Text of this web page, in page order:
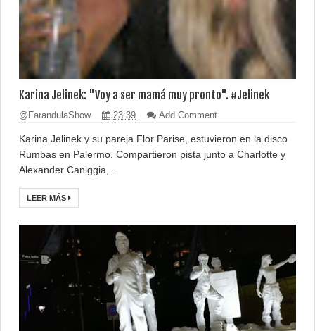
Karina Jelinek: "Voy a ser mamá muy pronto". #Jelinek
@FarandulaShow 23:39 Add Comment
Karina Jelinek y su pareja Flor Parise, estuvieron en la disco
Rumbas en Palermo. Compartieron pista junto a Charlotte y
Alexander Caniggia,...
LEER MÁS